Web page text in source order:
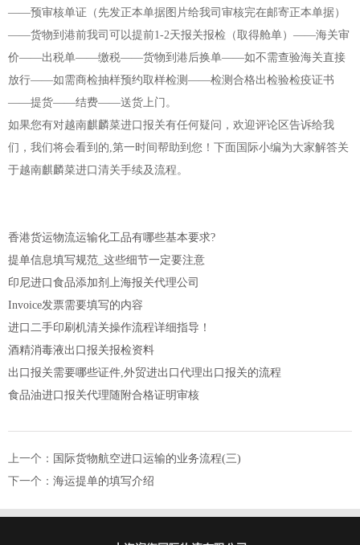
——预审核单证（先发正本单据图片给我司审核完在邮寄正本单据）
——货物到港前我司可以提前1-2天报关报检（取得舱单）——海关审
价——出税单——缴税——货物到港后换单——如不需查验海关直接
放行——如需商检抽样预约取样检测——检测合格出检验检疫证书
——提货——结费——送货上门。
如果您有对越南麒麟菜进口报关有任何疑问，欢迎评论区告诉给我
们，我们将会看到的,第一时间帮助到您！下面国际小编为大家解答关
于越南麒麟菜进口清关手续及流程。
香港货运物流运输化工品有哪些基本要求?
提单信息填写规范_这些细节一定要注意
印尼进口食品添加剂上海报关代理公司
Invoice发票需要填写的内容
进口二手印刷机清关操作流程详细指导！
酒精消毒液出口报关报检资料
出口报关需要哪些证件,外贸进出口代理出口报关的流程
食品油进口报关代理随附合格证明审核
上一个： 国际货物航空进口运输的业务流程(三)
下一个： 海运提单的填写介绍